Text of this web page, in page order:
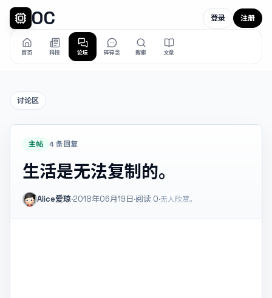
OC
首页 科技 论坛 碎碎念 搜索 文章
登录 注册
讨论区
主帖 4 条回复
生活是无法复制的。
Alice爱琼·2018年06月19日·阅读 0·无人欣赏。